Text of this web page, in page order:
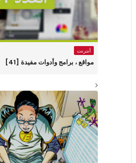
أنترنت
مواقع ، برامج وأدوات مفيدة [41]